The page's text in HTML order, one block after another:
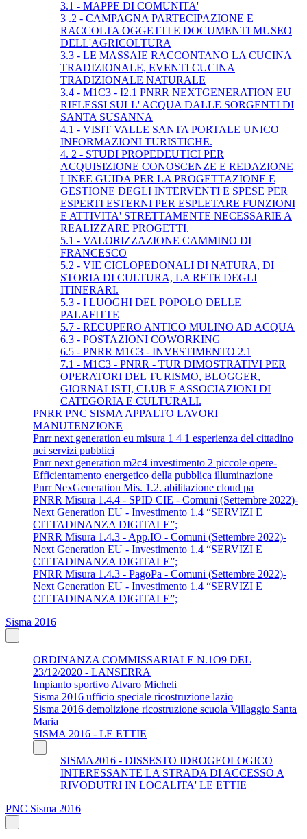
3.1 - MAPPE DI COMUNITA'
3 .2 - CAMPAGNA PARTECIPAZIONE E
RACCOLTA OGGETTI E DOCUMENTI MUSEO
DELL'AGRICOLTURA
3.3 - LE MASSAIE RACCONTANO LA CUCINA
TRADIZIONALE, EVENTI CUCINA
TRADIZIONALE NATURALE
3.4 - M1C3 - I2.1 PNRR NEXTGENERATION EU
RIFLESSI SULL' ACQUA DALLE SORGENTI DI
SANTA SUSANNA
4.1 - VISIT VALLE SANTA PORTALE UNICO
INFORMAZIONI TURISTICHE.
4. 2 - STUDI PROPEDEUTICI PER
ACQUISIZIONE CONOSCENZE E REDAZIONE
LINEE GUIDA PER LA PROGETTAZIONE E
GESTIONE DEGLI INTERVENTI E SPESE PER
ESPERTI ESTERNI PER ESPLETARE FUNZIONI
E ATTIVITA' STRETTAMENTE NECESSARIE A
REALIZZARE PROGETTI.
5.1 - VALORIZZAZIONE CAMMINO DI
FRANCESCO
5.2 - VIE CICLOPEDONALI DI NATURA, DI
STORIA DI CULTURA, LA RETE DEGLI
ITINERARI.
5.3 - I LUOGHI DEL POPOLO DELLE
PALAFITTE
5.7 - RECUPERO ANTICO MULINO AD ACQUA
6.3 - POSTAZIONI COWORKING
6.5 - PNRR M1C3 - INVESTIMENTO 2.1
7.1 - M1C3 - PNRR - TUR DIMOSTRATIVI PER
OPERATORI DEL TURISMO, BLOGGER,
GIORNALISTI, CLUB E ASSOCIAZIONI DI
CATEGORIA E CULTURALI.
PNRR PNC SISMA APPALTO LAVORI
MANUTENZIONE
Pnrr next generation eu misura 1 4 1 esperienza del cittadino
nei servizi pubblici
Pnrr next generation m2c4 investimento 2 piccole opere-
Efficientamento energetico della pubblica illuminazione
Pnrr NexGeneration Mis. 1.2. abilitazione cloud pa
PNRR Misura 1.4.4 - SPID CIE - Comuni (Settembre 2022)-
Next Generation EU - Investimento 1.4 “SERVIZI E
CITTADINANZA DIGITALE”;
PNRR Misura 1.4.3 - App.IO - Comuni (Settembre 2022)-
Next Generation EU - Investimento 1.4 “SERVIZI E
CITTADINANZA DIGITALE”;
PNRR Misura 1.4.3 - PagoPa - Comuni (Settembre 2022)-
Next Generation EU - Investimento 1.4 “SERVIZI E
CITTADINANZA DIGITALE”;
Sisma 2016
ORDINANZA COMMISSARIALE N.1O9 DEL
23/12/2020 - LANSERRA
Impianto sportivo Alvaro Micheli
Sisma 2016 ufficio speciale ricostruzione lazio
Sisma 2016 demolizione ricostruzione scuola Villaggio Santa
Maria
SISMA 2016 - LE ETTIE
SISMA2016 - DISSESTO IDROGEOLOGICO
INTERESSANTE LA STRADA DI ACCESSO A
RIVODUTRI IN LOCALITA' LE ETTIE
PNC Sisma 2016